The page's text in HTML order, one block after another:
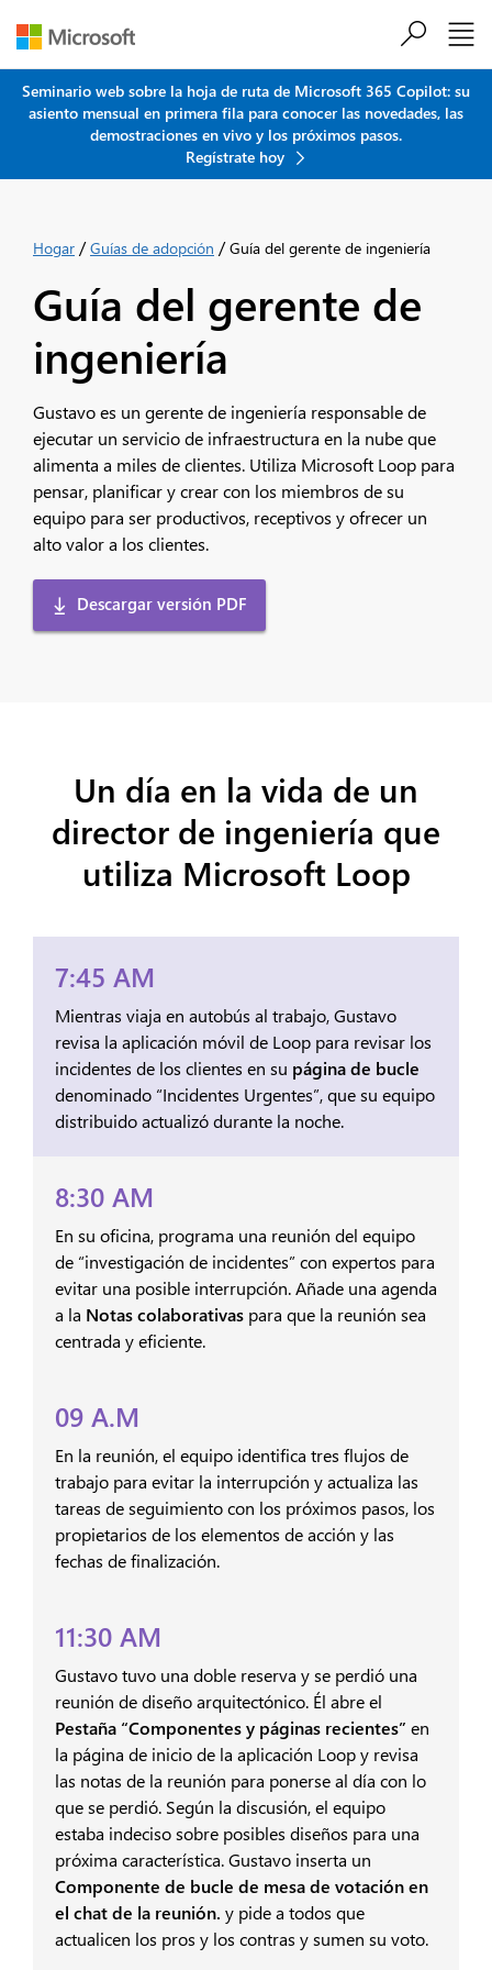
Seminario web sobre la hoja de ruta de Microsoft 365 Copilot: su
asiento mensual en primera fila para conocer las novedades, las
demostraciones en vivo y los próximos pasos.
Regístrate hoy
Hogar /Guías de adopción /Guía del gerente de ingeniería
Guía del gerente de
ingeniería
Gustavo es un gerente de ingeniería responsable de
ejecutar un servicio de infraestructura en la nube que
alimenta a miles de clientes. Utiliza Microsoft Loop para
pensar, planificar y crear con los miembros de su
equipo para ser productivos, receptivos y ofrecer un
alto valor a los clientes.
Descargar versión PDF
Un día en la vida de un
director de ingeniería que
utiliza Microsoft Loop
7:45 AM
Mientras viaja en autobús al trabajo, Gustavo
revisa la aplicación móvil de Loop para revisar los
incidentes de los clientes en su página de bucle
denominado “Incidentes Urgentes”, que su equipo
distribuido actualizó durante la noche.
8:30 AM
En su oficina, programa una reunión del equipo
de “investigación de incidentes” con expertos para
evitar una posible interrupción. Añade una agenda
a la Notas colaborativas para que la reunión sea
centrada y eficiente.
09 A.M
En la reunión, el equipo identifica tres flujos de
trabajo para evitar la interrupción y actualiza las
tareas de seguimiento con los próximos pasos, los
propietarios de los elementos de acción y las
fechas de finalización.
11:30 AM
Gustavo tuvo una doble reserva y se perdió una
reunión de diseño arquitectónico. Él abre el
Pestaña “Componentes y páginas recientes” en
la página de inicio de la aplicación Loop y revisa
las notas de la reunión para ponerse al día con lo
que se perdió. Según la discusión, el equipo
estaba indeciso sobre posibles diseños para una
próxima característica. Gustavo inserta un
Componente de bucle de mesa de votación en
el chat de la reunión. y pide a todos que
actualicen los pros y los contras y sumen su voto.